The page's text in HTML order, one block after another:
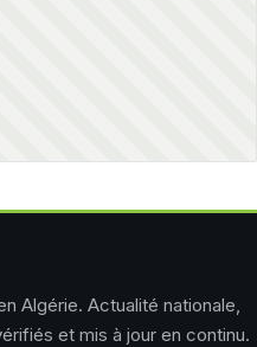
Algérie. Actualité nationale,
et mis à jour en continu.